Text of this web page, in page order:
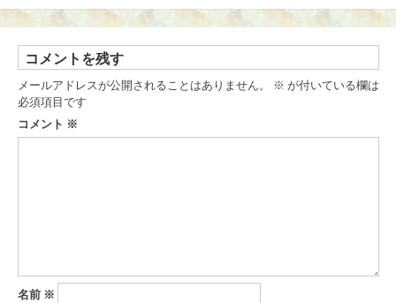
稿
ナ
ビ
ゲ
ー
シ
ョ
ン
コメントを残す
メールアドレスが公開されることはありません。 ※ が付いている欄は
必須項目です
コメント ※
名前 ※